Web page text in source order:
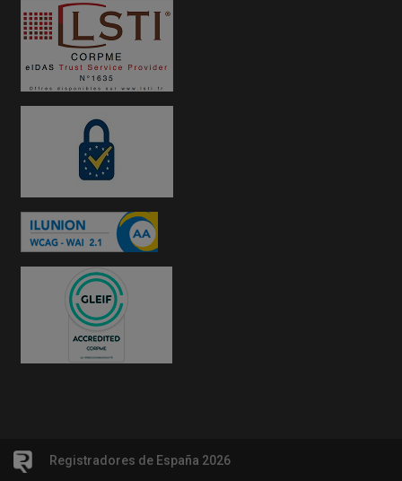
Registradores de España 2026